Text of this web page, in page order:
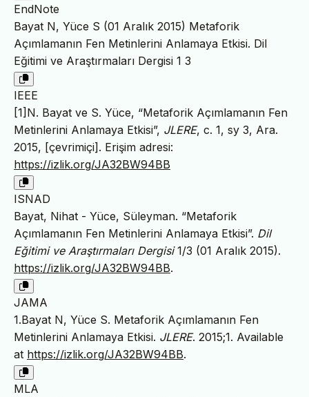
EndNote
Bayat N, Yüce S (01 Aralık 2015) Metaforik
Açımlamanın Fen Metinlerini Anlamaya Etkisi. Dil
Eğitimi ve Araştırmaları Dergisi 1 3
IEEE
[1]N. Bayat ve S. Yüce, “Metaforik Açımlamanın Fen
Metinlerini Anlamaya Etkisi”, JLERE, c. 1, sy 3, Ara.
2015, [çevrimiçi]. Erişim adresi:
https://izlik.org/JA32BW94BB
ISNAD
Bayat, Nihat - Yüce, Süleyman. “Metaforik
Açımlamanın Fen Metinlerini Anlamaya Etkisi”. Dil
Eğitimi ve Araştırmaları Dergisi1/3 (01 Aralık 2015).
https://izlik.org/JA32BW94BB.
JAMA
1.Bayat N, Yüce S. Metaforik Açımlamanın Fen
Metinlerini Anlamaya Etkisi. JLERE. 2015;1. Available
at https://izlik.org/JA32BW94BB.
MLA